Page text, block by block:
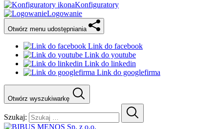
Konfiguratory
Logowanie
Otwórz menu udostępniania
Link do facebook
Link do youtube
Link do linkedin
Link do googlefirma
Otwórz wyszukiwarkę
Szukaj: